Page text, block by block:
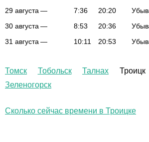
29 августа — 7:36 20:20
30 августа — 8:53 20:36
31 августа — 10:11 20:53
Томск Тобольск Талнах Троицк
Зеленогорск
Сколько сейчас времени в Троицке